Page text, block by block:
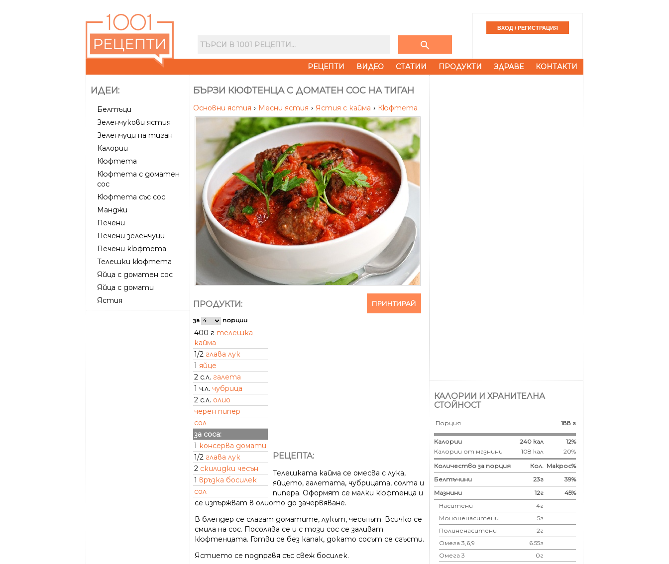
search
РЕЦЕПТИ ВИДЕО СТАТИИ ПРОДУКТИ ЗДРАВЕ КОНТАКТИ
ИДЕИ:
Белтъци
Зеленчукови ястия
Зеленчуци на тиган
Калории
Кюфтета
Кюфтета с доматен
сос
Кюфтета със сос
Манджи
Печени
Печени зеленчуци
Печени кюфтета
Телешки кюфтета
Яйца с доматен сос
Яйца с домати
Ястия
БЪРЗИ КЮФТЕНЦА С ДОМАТЕН СОС НА ТИГАН
Основни ястия › Месни ястия › Ястия с кайма › Кюфтета
ПРИНТИРАЙ
ПРОДУКТИ:
за порции
400 г телешка
кайма
1/2 глава лук
1 яйце
2 с.л. галета
1 ч.л. чубрица
2 с.л. олио
черен пипер
сол
за соса:
1 консерва домати
1/2 глава лук
2 скилидки чесън
1 връзка босилек
сол
РЕЦЕПТА:
Телешката кайма се омесва с лука,
яйцето, галетата, чубрицата, солта и
пипера. Оформят се малки кюфтенца и
се изпържват в олиото до зачервяване.
В блендер се слагат доматите, лукът, чесънът. Всичко се
смила на сос. Посолява се и с този сос се заливат
кюфтенцата. Готви се без капак, докато сосът се сгъсти.
Ястието се подправя със свеж босилек.
КАЛОРИИ И ХРАНИТЕЛНА
СТОЙНОСТ
Порция 188 г
Калории 240 кал
12%
Калории от мазнини
108 кал
20%
Количество за порция
Кол. Макрос%
Белтъчини
23г
39%
Мазнини
12г
45%
Наситени
4г
Мононенаситени
5г
Полиненаситени
2г
Омега 3,6,9
6.55г
Омега 3
0г